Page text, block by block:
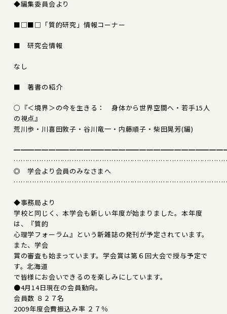
◆編集委員会より
■□■□「質的研究」情報コーナー
■ 研究会情報
なし
■ 著書の紹介
○『＜境界＞の今を生きる： 身体から世界空間へ・若手15人
の視点』
荒川歩・川喜田敦子・谷川竜一・内藤順子・柴田晃芳(編)
◎ 学会より会員のみなさまへ
◆事務局より
学校と同じく、本学会も新しい年度が始まりました。本年度
は、『質的
心理学フォーラム』という新雑誌の発刊が予定されています。
また、学会
賞の審査も始まっています。学会賞は第６回大会で授与予定で
す。北海道
で皆様にお会いできるのを楽しみにしています。
●4月14日現在の会員動向。
会員数 ８２７名
2009年度会費振込み率 ２７％